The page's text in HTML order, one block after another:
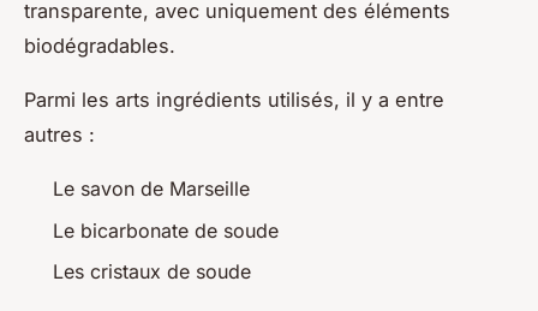
transparente, avec uniquement des éléments
biodégradables.
Parmi les arts ingrédients utilisés, il y a entre
autres :
Le savon de Marseille
Le bicarbonate de soude
Les cristaux de soude